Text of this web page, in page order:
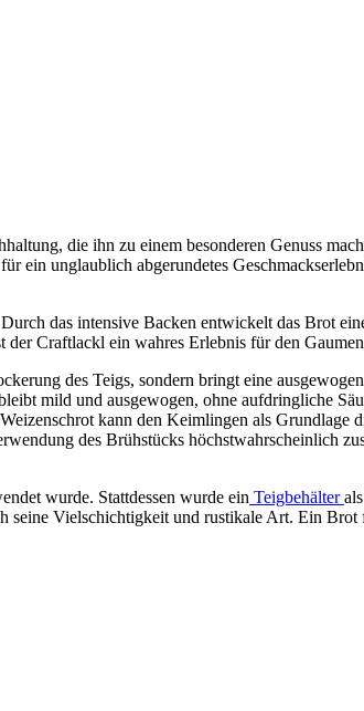
die ihn zu einem besonderen Genuss
unglaublich abgerundetes
das intensive Backen entwickelt das Brot
Craftlackl ein wahres Erlebnis für den
des Teigs, sondern bringt eine
mild und ausgewogen, ohne aufdringliche
kann den Keimlingen als Grundlage
des Brühstücks höchstwahrscheinlich
wurde. Stattdessen wurde ein Teigbehälter
Vielschichtigkeit und rustikale Art. Ein